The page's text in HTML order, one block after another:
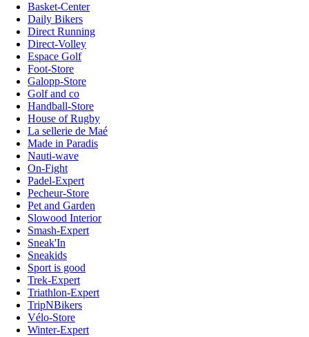
Basket-Center
Daily Bikers
Direct Running
Direct-Volley
Espace Golf
Foot-Store
Galopp-Store
Golf and co
Handball-Store
House of Rugby
La sellerie de Maé
Made in Paradis
Nauti-wave
On-Fight
Padel-Expert
Pecheur-Store
Pet and Garden
Slowood Interior
Smash-Expert
Sneak'In
Sneakids
Sport is good
Trek-Expert
Triathlon-Expert
TripNBikers
Vélo-Store
Winter-Expert